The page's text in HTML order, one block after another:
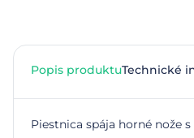
Popis produktuTechnické
Piestnica spája horné nože